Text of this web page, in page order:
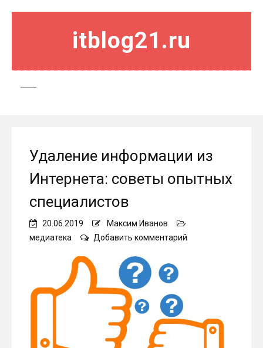
itblog21.ru
Удаление информации из
Интернета: советы опытных
специалистов
20.06.2019
Максим Иванов
медиатека
Добавить комментарий
специалистов